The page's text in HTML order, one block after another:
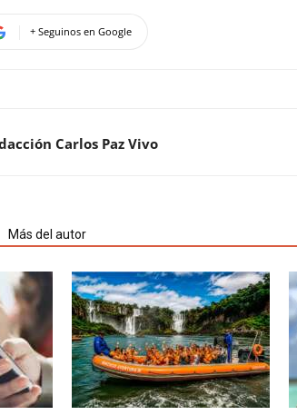
+ Seguinos en Google
Carlos Paz Vivo
Más del autor